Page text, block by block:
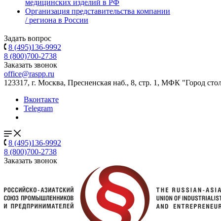
медицинских изделий в РФ
Организация представительства компании
/ региона в России
Задать вопрос
8 (495)136-9992
8 (800)700-2738
Заказать звонок
office@raspp.ru
123317, г. Москва, Пресненская наб., 8, стр. 1, МФК "Город
Вконтакте
Telegram
8 (495)136-9992
8 (800)700-2738
Заказать звонок